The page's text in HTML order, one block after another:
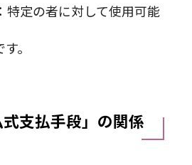
特定の者に対して使用可能
。
支払手段」の関係